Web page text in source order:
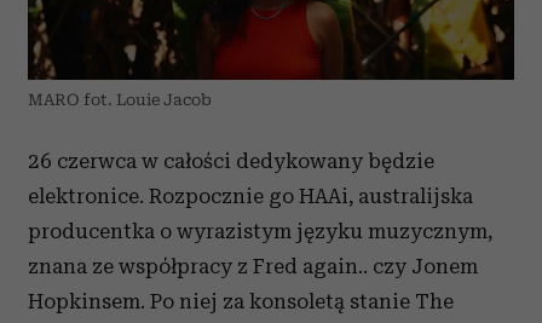
MARO fot. Louie Jacob
26 czerwca w całości dedykowany będzie
elektronice. Rozpocznie go HAAi, australijska
producentka o wyrazistym języku muzycznym,
znana ze współpracy z Fred again.. czy Jonem
Hopkinsem. Po niej za konsoletą stanie The